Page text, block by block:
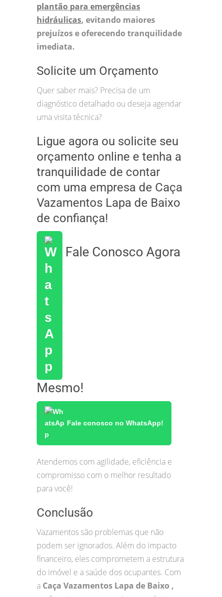
plantão para emergências
hidráulicas, evitando maiores
prejuízos e oferecendo tranquilidade
imediata.
Solicite um Orçamento
Quer saber mais? Precisa de um
diagnóstico detalhado ou deseja agendar
uma visita técnica?
Ligue agora ou solicite seu
orçamento online e tenha a
tranquilidade de contar
com uma empresa de Caça
Vazamentos Lapa de Baixo
de confiança!
Fale Conosco Agora
Mesmo!
Fale conosco no WhatsApp!
Atendemos com agilidade, eficiência e
compromisso com o melhor resultado
para você!
Conclusão
Vazamentos são problemas que não
podem ser ignorados. Além do impacto
financeiro, eles comprometem a estrutura
do imóvel e a saúde dos ocupantes. Com
a Caça Vazamentos Lapa de Baixo ,